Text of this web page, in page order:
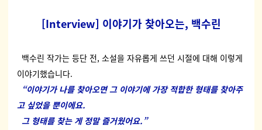
[Interview] 이야기가 찾아오는, 백수린
백수린 작가는 등단 전, 소설을 자유롭게 쓰던 시절에 대해 이렇게
이야기했습니다.
“이야기가 나를 찾아오면 그 이야기에 가장 적합한 형태를 찾아주
고 싶었을 뿐이에요.
그 형태를 찾는 게 정말 즐거웠어요.”